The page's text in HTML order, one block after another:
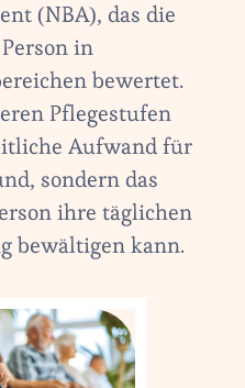
(NBA), das die
in
bewertet.
Pflegestufen
Aufwand für
sondern das
ihre täglichen
bewältigen kann.